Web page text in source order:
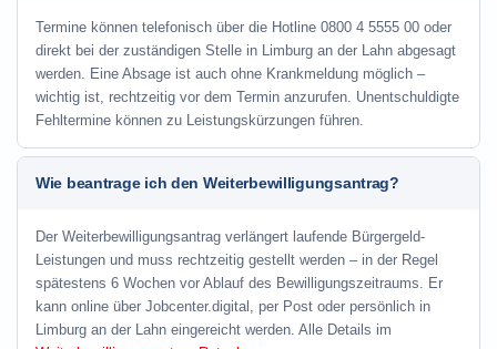
Termine können telefonisch über die Hotline 0800 4 5555 00 oder
direkt bei der zuständigen Stelle in Limburg an der Lahn abgesagt
werden. Eine Absage ist auch ohne Krankmeldung möglich –
wichtig ist, rechtzeitig vor dem Termin anzurufen. Unentschuldigte
Fehltermine können zu Leistungskürzungen führen.
Wie beantrage ich den Weiterbewilligungsantrag?
Der Weiterbewilligungsantrag verlängert laufende Bürgergeld-
Leistungen und muss rechtzeitig gestellt werden – in der Regel
spätestens 6 Wochen vor Ablauf des Bewilligungszeitraums. Er
kann online über Jobcenter.digital, per Post oder persönlich in
Limburg an der Lahn eingereicht werden. Alle Details im